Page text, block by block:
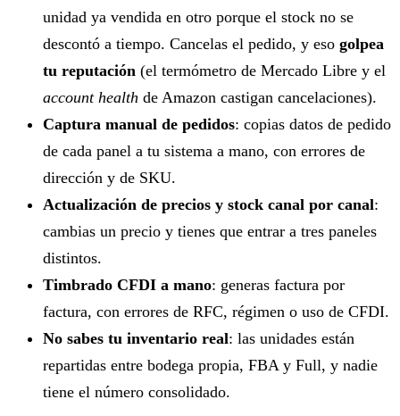
unidad ya vendida en otro porque el stock no se
descontó a tiempo. Cancelas el pedido, y eso golpea
tu reputación (el termómetro de Mercado Libre y el
account health de Amazon castigan cancelaciones).
Captura manual de pedidos: copias datos de pedido
de cada panel a tu sistema a mano, con errores de
dirección y de SKU.
Actualización de precios y stock canal por canal:
cambias un precio y tienes que entrar a tres paneles
distintos.
Timbrado CFDI a mano: generas factura por
factura, con errores de RFC, régimen o uso de CFDI.
No sabes tu inventario real: las unidades están
repartidas entre bodega propia, FBA y Full, y nadie
tiene el número consolidado.